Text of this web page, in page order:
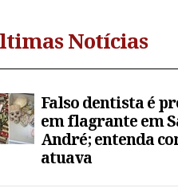
Notícias
Falso dentista é
em flagrante em
André; entenda
atuava